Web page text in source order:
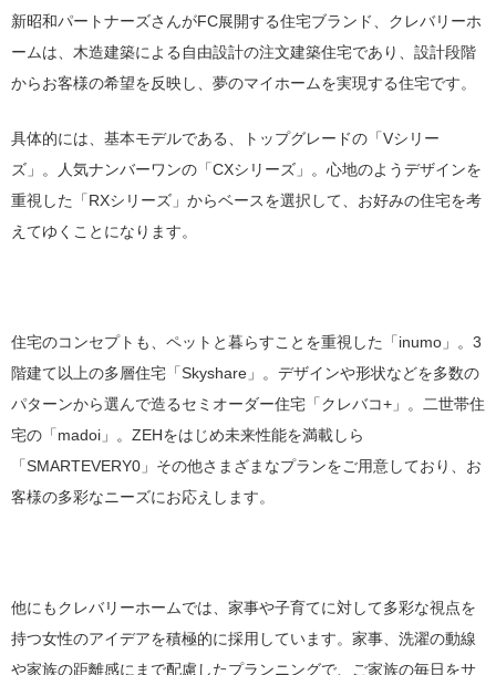
新昭和パートナーズさんがFC展開する住宅ブランド、クレバリーホ
ームは、木造建築による自由設計の注文建築住宅であり、設計段階
からお客様の希望を反映し、夢のマイホームを実現する住宅です。
具体的には、基本モデルである、トップグレードの「Vシリー
ズ」。人気ナンバーワンの「CXシリーズ」。心地のようデザインを
重視した「RXシリーズ」からベースを選択して、お好みの住宅を考
えてゆくことになります。
住宅のコンセプトも、ペットと暮らすことを重視した「inumo」。3
階建て以上の多層住宅「Skyshare」。デザインや形状などを多数の
パターンから選んで造るセミオーダー住宅「クレバコ+」。二世帯住
宅の「madoi」。ZEHをはじめ未来性能を満載しら
「SMARTEVERY0」その他さまざまなプランをご用意しており、お
客様の多彩なニーズにお応えします。
他にもクレバリーホームでは、家事や子育てに対して多彩な視点を
持つ女性のアイデアを積極的に採用しています。家事、洗濯の動線
や家族の距離感にまで配慮したプランニングで、ご家族の毎日をサ